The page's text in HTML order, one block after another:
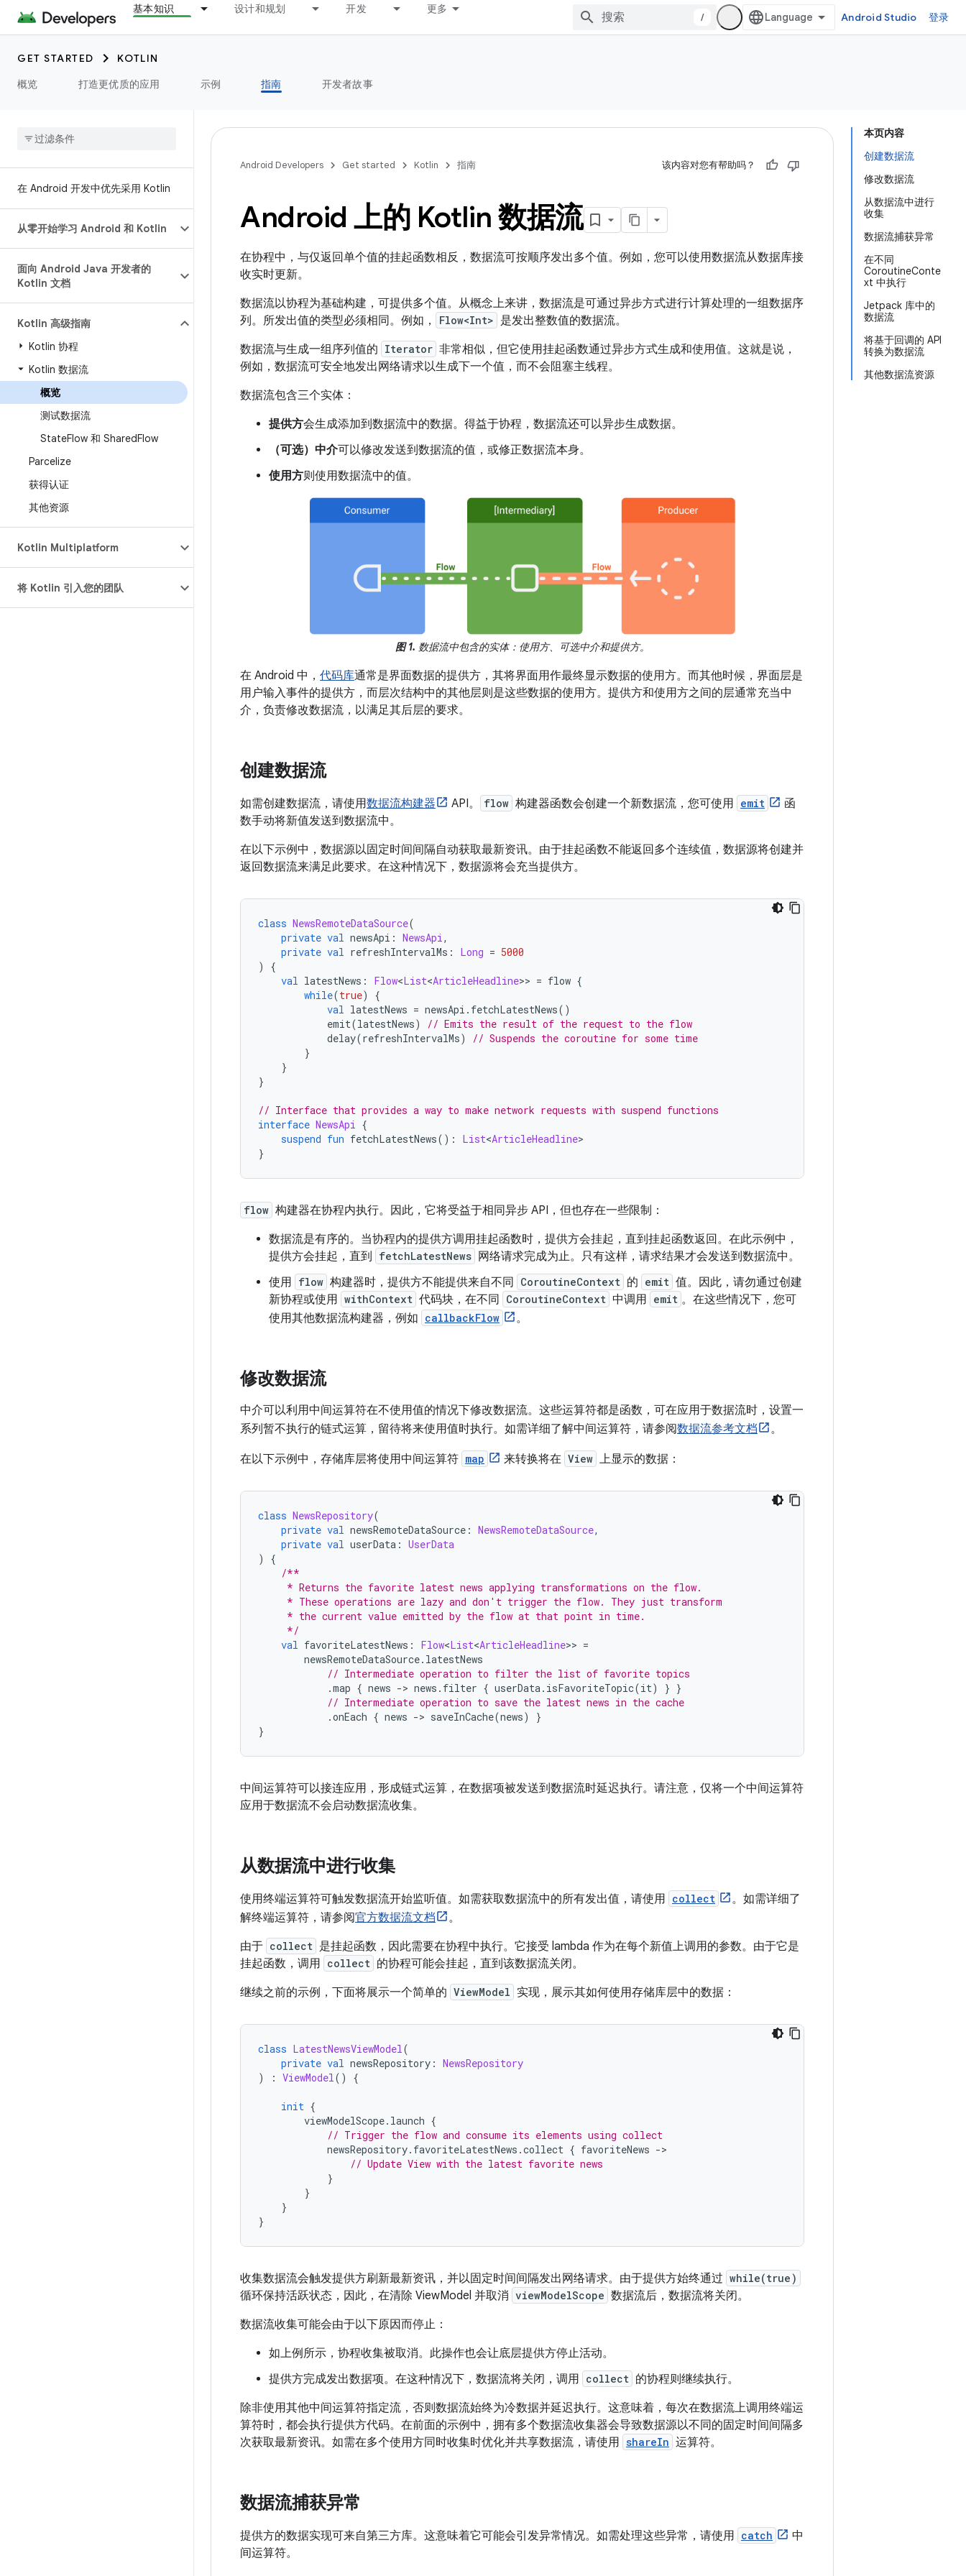
基本知识 设计和规划 开发 更多
/ Android Studio 登录
GET STARTED
KOTLIN
概览
打造更优质的应用 示例 指南 开发者故事
在 Android 开发中优先采用 Kotlin
从零开始学习 Android 和 Kotlin
面向 Android Java 开发者的
Kotlin 文档
Kotlin 高级指南
Kotlin 协程
Kotlin 数据流
概览
测试数据流
StateFlow 和 SharedFlow
Parcelize
获得认证
其他资源
Kotlin Multiplatform
将 Kotlin 引入您的团队
本页内容
创建数据流
修改数据流
从数据流中进行
收集
数据流捕获异常
在不同
CoroutineConte
xt 中执行
Jetpack 库中的
数据流
将基于回调的 API
转换为数据流
其他数据流资源
Android Developers Get started Kotlin 指南 该内容对您有帮助吗？
Android 上的 Kotlin 数据流
在协程中，与仅返回单个值的挂起函数相反，数据流可按顺序发出多个值。 例如，您可以使用数据流从数据库接
收实时更新。
数据流以协程为基础构建，可提供多个值。从概念上来讲，数据流是可通过异步方式进行计算处理的一组数据序
列。 所发出值的类型必须相同。例如， Flow<Int> 是发出整数值的数据流。
数据流与生成一组序列值的 Iterator 非常相似，但它使用挂起函数通过异步方式生成和使用值。这就是说，
例如，数据流可安全地发出网络请求以生成下一个值，而不会阻塞主线程。
数据流包含三个实体：
提供方会生成添加到数据流中的数据。得益于协程，数据流还可以异步生成数据。
（可选）中介可以修改发送到数据流的值，或修正数据流本身。
使用方则使用数据流中的值。
图 1. 数据流中包含的实体：使用方、可选中介和提供方。
在 Android 中， 代码库通常是界面数据的提供方，其将界面用作最终显示数据的使用方。 而其他时候，界面层是
用户输入事件的提供方，而层次结构中的其他层则是这些数据的使用方。提供方和使用方之间的层通常充当中
介，负责修改数据流，以满足其后层的要求。
创建数据流
如需创建数据流，请使用数据流构建器 API。 flow 构建器函数会创建一个新数据流，您可使用 emit
函
数手动将新值发送到数据流中。
在以下示例中，数据源以固定时间间隔自动获取最新资讯。由于挂起函数不能返回多个连续值，数据源将创建并
返回数据流来满足此要求。在这种情况下，数据源将会充当提供方。
class NewsRemoteDataSource(
private val newsApi : NewsApi ,
private val refreshIntervalMs : Long = 5000
)
{
val latestNews : Flow<List<ArticleHeadline>> = flow {
while(true)
{
val latestNews = newsApi . fetchLatestNews()
emit(latestNews)
// Emits the result of the request to the flow
delay(refreshIntervalMs)
// Suspends the coroutine for some time
}
}
}
// Interface that provides a way to make network requests with suspend functions
interface NewsApi {
suspend fun fetchLatestNews(): List<ArticleHeadline>
}
flow 构建器在协程内执行。因此，它将受益于相同异步 API，但也存在一些限制：
数据流是有序的。 当协程内的提供方调用挂起函数时，提供方会挂起，直到挂起函数返回。在此示例中，
提供方会挂起，直到 fetchLatestNews 网络请求完成为止。只有这样，请求结果才会发送到数据流中。
使用 flow 构建器时，提供方不能提供来自不同 CoroutineContext 的 emit 值。因此，请勿通过创建
新协程或使用 withContext 代码块，在不同 CoroutineContext 中调用 emit 。在这些情况下，您可
使用其他数据流构建器，例如 callbackFlow 。
修改数据流
中介可以利用中间运算符在不使用值的情况下修改数据流。 这些运算符都是函数，可在应用于数据流时，设置一
系列暂不执行的链式运算，留待将来使用值时执行。如需详细了解中间运算符，请参阅数据流参考文档 。
在以下示例中，存储库层将使用中间运算符 map 来转换将在 View 上显示的数据：
class NewsRepository(
private val newsRemoteDataSource : NewsRemoteDataSource,
private val userData : UserData
)
{
/**
* Returns the favorite latest news applying transformations on the flow.
* These operations are lazy and don't trigger the flow. They just transform
* the current value emitted by the flow at that point in time.
*/
val favoriteLatestNews : Flow<List<ArticleHeadline>> =
newsRemoteDataSource. latestNews
// Intermediate operation to filter the list of favorite topics
.map { news -> news . filter { userData . isFavoriteTopic(it) } }
// Intermediate operation to save the latest news in the cache
.onEach { news -> saveInCache(news)
}
}
中间运算符可以接连应用，形成链式运算，在数据项被发送到数据流时延迟执行。请注意，仅将一个中间运算符
应用于数据流不会启动数据流收集。
从数据流中进行收集
使用终端运算符可触发数据流开始监听值。 如需获取数据流中的所有发出值，请使用 collect
。如需详细了
解终端运算符，请参阅官方数据流文档
。
由于 collect 是挂起函数，因此需要在协程中执行。它接受 lambda 作为在每个新值上调用的参数。由于它是
挂起函数，调用 collect 的协程可能会挂起，直到该数据流关闭。
继续之前的示例，下面将展示一个简单的 ViewModel 实现，展示其如何使用存储库层中的数据：
class LatestNewsViewModel (
private val newsRepository : NewsRepository
)
: ViewModel () {
init {
viewModelScope. launch {
// Trigger the flow and consume its elements using collect
newsRepository. favoriteLatestNews .collect { favoriteNews ->
// Update View with the latest favorite news
}
}
}
}
收集数据流会触发提供方刷新最新资讯，并以固定时间间隔发出网络请求。由于提供方始终通过 while(true)
循环保持活跃状态，因此，在清除 ViewModel 并取消 viewModelScope 数据流后，数据流将关闭。
数据流收集可能会由于以下原因而停止：
如上例所示，协程收集被取消。此操作也会让底层提供方停止活动。
提供方完成发出数据项。在这种情况下，数据流将关闭，调用 collect 的协程则继续执行。
除非使用其他中间运算符指定流，否则数据流始终为冷数据并延迟执行。 这意味着，每次在数据流上调用终端运
算符时，都会执行提供方代码。在前面的示例中，拥有多个数据流收集器会导致数据源以不同的固定时间间隔多
次获取最新资讯。如需在多个使用方同时收集时优化并共享数据流，请使用 shareIn 运算符。
数据流捕获异常
提供方的数据实现可来自第三方库。这意味着它可能会引发异常情况。如需处理这些异常，请使用 catch
中
间运算符。